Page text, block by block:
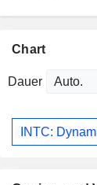
Chart
Dauer
INTC: